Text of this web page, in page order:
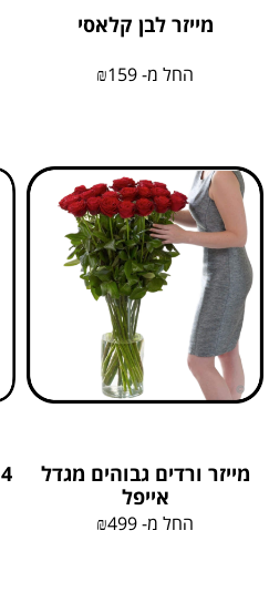
מייזר לבן קלאסי
החל מ- ₪159
מייזר ורדים גבוהים מגדל
אייפל
החל מ- ₪499
4 קומות מגדל קינדר מפנק